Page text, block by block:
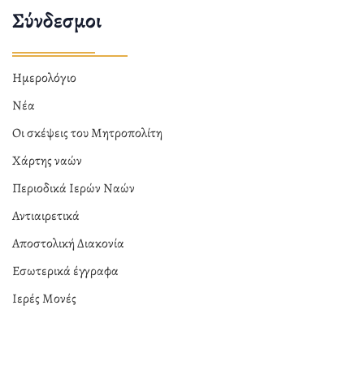
Σύνδεσμοι
Ημερολόγιο
Νέα
Οι σκέψεις του Μητροπολίτη
Χάρτης ναών
Περιοδικά Ιερών Ναών
Αντιαιρετικά
Αποστολική Διακονία
Εσωτερικά έγγραφα
Ιερές Μονές